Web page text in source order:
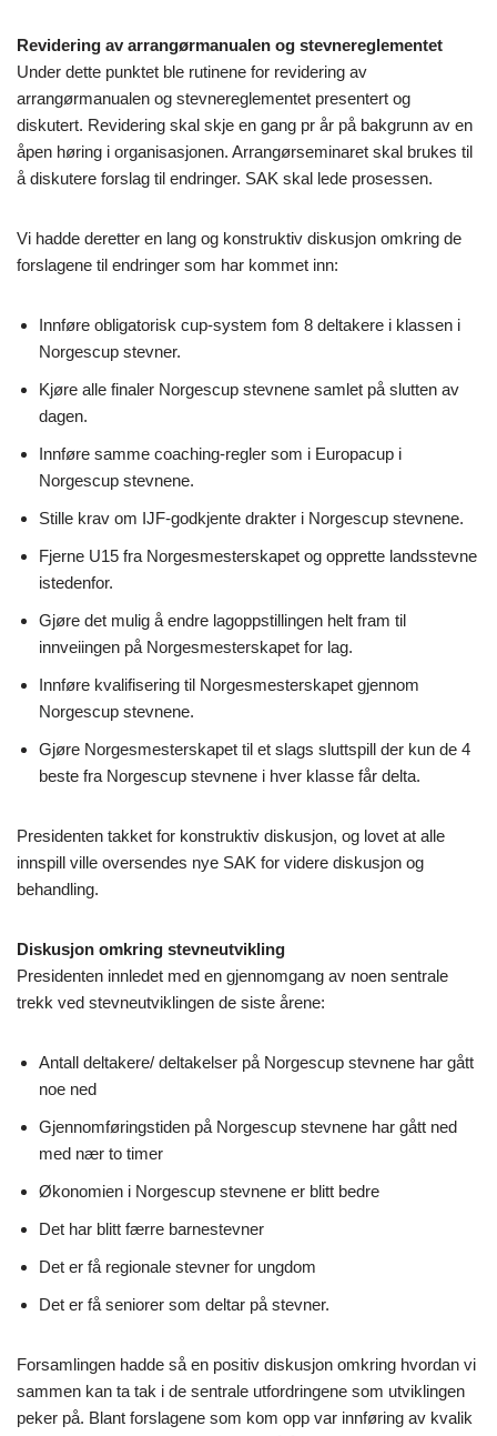
Revidering av arrangørmanualen og stevnereglementet
Under dette punktet ble rutinene for revidering av
arrangørmanualen og stevnereglementet presentert og
diskutert. Revidering skal skje en gang pr år på bakgrunn av en
åpen høring i organisasjonen. Arrangørseminaret skal brukes til
å diskutere forslag til endringer. SAK skal lede prosessen.
Vi hadde deretter en lang og konstruktiv diskusjon omkring de
forslagene til endringer som har kommet inn:
Innføre obligatorisk cup-system fom 8 deltakere i klassen i
Norgescup stevner.
Kjøre alle finaler Norgescup stevnene samlet på slutten av
dagen.
Innføre samme coaching-regler som i Europacup i
Norgescup stevnene.
Stille krav om IJF-godkjente drakter i Norgescup stevnene.
Fjerne U15 fra Norgesmesterskapet og opprette landsstevne
istedenfor.
Gjøre det mulig å endre lagoppstillingen helt fram til
innveiingen på Norgesmesterskapet for lag.
Innføre kvalifisering til Norgesmesterskapet gjennom
Norgescup stevnene.
Gjøre Norgesmesterskapet til et slags sluttspill der kun de 4
beste fra Norgescup stevnene i hver klasse får delta.
Presidenten takket for konstruktiv diskusjon, og lovet at alle
innspill ville oversendes nye SAK for videre diskusjon og
behandling.
Diskusjon omkring stevneutvikling
Presidenten innledet med en gjennomgang av noen sentrale
trekk ved stevneutviklingen de siste årene:
Antall deltakere/ deltakelser på Norgescup stevnene har gått
noe ned
Gjennomføringstiden på Norgescup stevnene har gått ned
med nær to timer
Økonomien i Norgescup stevnene er blitt bedre
Det har blitt færre barnestevner
Det er få regionale stevner for ungdom
Det er få seniorer som deltar på stevner.
Forsamlingen hadde så en positiv diskusjon omkring hvordan vi
sammen kan ta tak i de sentrale utfordringene som utviklingen
peker på. Blant forslagene som kom opp var innføring av kvalik